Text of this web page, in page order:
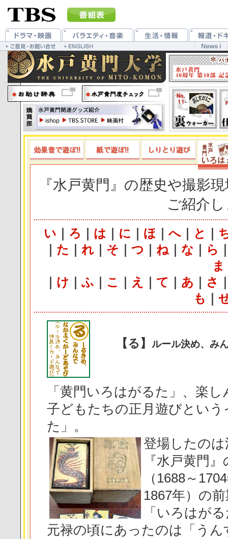
『水戸黄門』の歴史や撮影
ご紹介
い ろ は に ほ へ と
た れ｜ そ つ ね｜ な ら
ま
け ふ こ え て あ さ
も
【る】 ルール決め、み
「黄門いろはがるた」、楽
子どもたちの正月遊びとい
た」。
登場したの
『水戸黄門
（1688～
1867年）の
「いろはが
元禄の頃にあったのは「う